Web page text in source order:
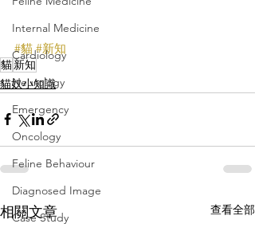
Internal Medicine
Cardiology
Neurology
Emergency
Oncology
Feline Behaviour
Diagnosed Image
Case Study
#貓 #新知
貓新知
貓奴小知識
相關文章 查看全部